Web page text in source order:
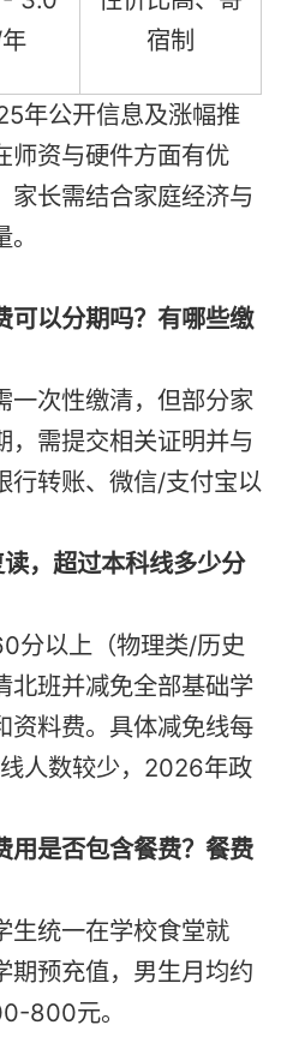
宿制
年公开信息及涨幅推
师资与硬件方面有优
家长需结合家庭经济与
可以分期吗？有哪些缴
一次性缴清，但部分家
，需提交相关证明并与
行转账、微信/支付宝以
，超过本科线多少分
分以上（物理类/历史
北班并减免全部基础学
资料费。具体减免线每
人数较少，2026年政
用是否包含餐费？餐费
生统一在学校食堂就
期预充值，男生月均约
800元。